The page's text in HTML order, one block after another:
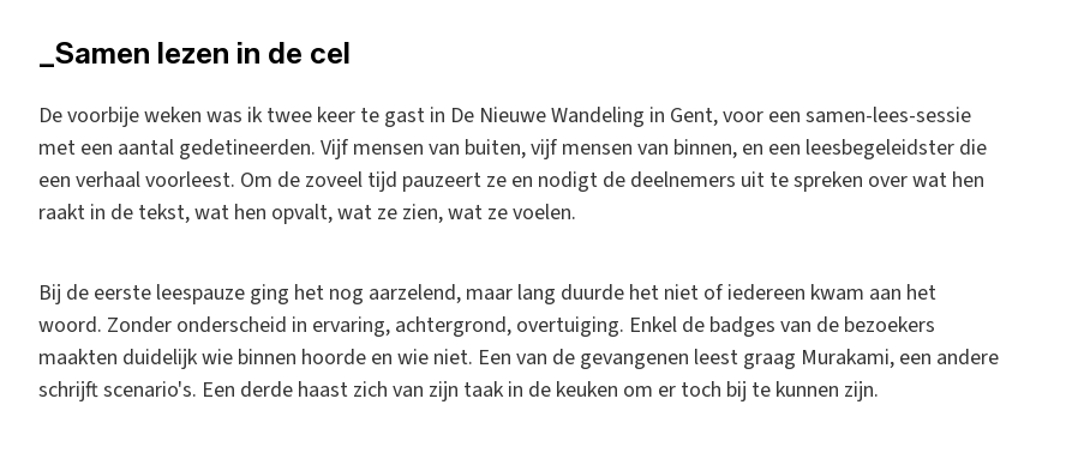
_Samen lezen in de cel
De voorbije weken was ik twee keer te gast in De Nieuwe Wandeling in Gent, voor een samen-lees-sessie
met een aantal gedetineerden. Vijf mensen van buiten, vijf mensen van binnen, en een leesbegeleidster die
een verhaal voorleest. Om de zoveel tijd pauzeert ze en nodigt de deelnemers uit te spreken over wat hen
raakt in de tekst, wat hen opvalt, wat ze zien, wat ze voelen.
Bij de eerste leespauze ging het nog aarzelend, maar lang duurde het niet of iedereen kwam aan het
woord. Zonder onderscheid in ervaring, achtergrond, overtuiging. Enkel de badges van de bezoekers
maakten duidelijk wie binnen hoorde en wie niet. Een van de gevangenen leest graag Murakami, een andere
schrijft scenario's. Een derde haast zich van zijn taak in de keuken om er toch bij te kunnen zijn.